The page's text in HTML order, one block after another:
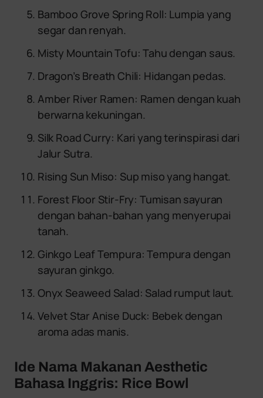
Bamboo Grove Spring Roll: Lumpia yang
segar dan renyah.
Misty Mountain Tofu: Tahu dengan saus.
Dragon’s Breath Chili: Hidangan pedas.
Amber River Ramen: Ramen dengan kuah
berwarna kekuningan.
Silk Road Curry: Kari yang terinspirasi dari
Jalur Sutra.
Rising Sun Miso: Sup miso yang hangat.
Forest Floor Stir-Fry: Tumisan sayuran
dengan bahan-bahan yang menyerupai
tanah.
Ginkgo Leaf Tempura: Tempura dengan
sayuran ginkgo.
Onyx Seaweed Salad: Salad rumput laut.
Velvet Star Anise Duck: Bebek dengan
aroma adas manis.
Ide Nama Makanan Aesthetic
Bahasa Inggris: Rice Bowl